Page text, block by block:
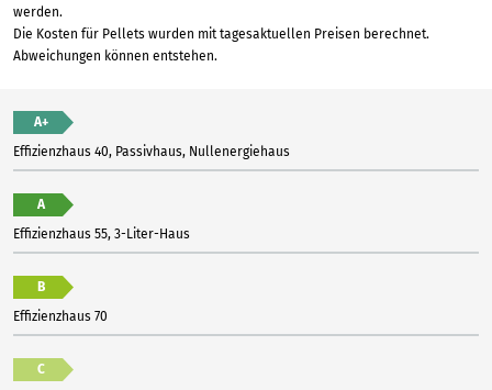
werden.
Die Kosten für Pellets wurden mit tagesaktuellen Preisen berechnet.
Abweichungen können entstehen.
A+
Effizienzhaus 40, Passivhaus, Nullenergiehaus
A
Effizienzhaus 55, 3-Liter-Haus
B
Effizienzhaus 70
C